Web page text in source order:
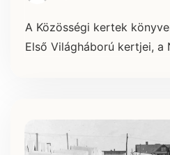
A Közösségi kertek
Első Világháború kertjei, a